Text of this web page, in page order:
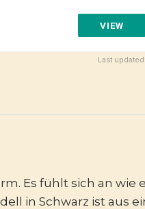
VIEW
Last
Es fühlt sich an wie
in Schwarz ist aus